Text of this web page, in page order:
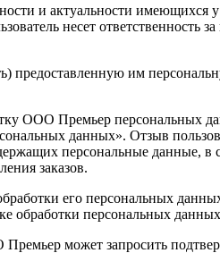
и актуальности
несет ответственность
предоставленную им
ООО Премьер персональных
данных». Отзыв
персональные
заказов.
его персональных
обработки персональных
может запросить